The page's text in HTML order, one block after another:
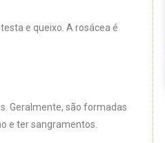
e queixo. A rosácea é
Geralmente, são formadas
e ter sangramentos.